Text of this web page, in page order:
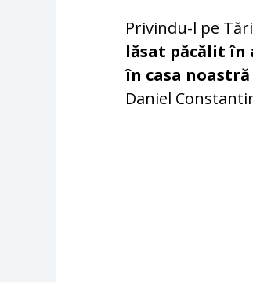
Privindu-l pe
lăsat păcălit în
în casa noastră
Daniel